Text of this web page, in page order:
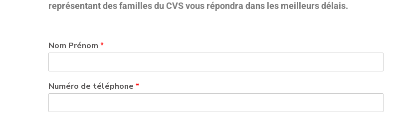
représentant des familles du CVS vous répondra dans les meilleurs délais.
Nom Prénom *
Numéro de téléphone *